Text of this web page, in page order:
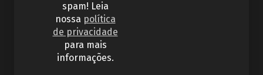
spam! Leia
nossa política
de privacidade
para mais
informações.